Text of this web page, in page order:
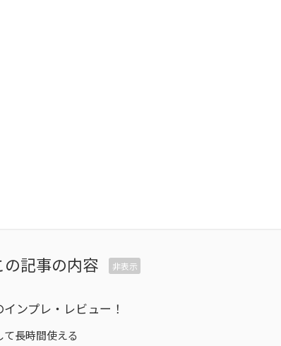
の記事の内容 非表示
ンプレ・レビュー！
長時間使える